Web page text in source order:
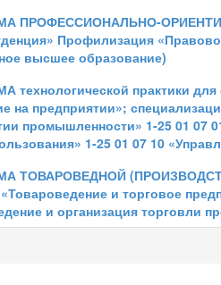
ПРОФЕССИОНАЛЬНО-
Профилизация
высшее образование)
технологической практики
на предприятии»;
промышленности» 1-25 01 07
1-25 01 07 10
ТОВАРОВЕДНОЙ
и торговое
и организация торговли